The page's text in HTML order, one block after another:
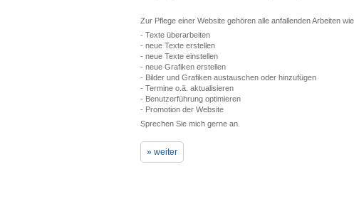
Zur Pflege einer Website gehören alle anfallenden Arbeiten
- Texte überarbeiten
- neue Texte erstellen
- neue Texte einstellen
- neue Grafiken erstellen
- Bilder und Grafiken austauschen oder hinzufügen
- Termine o.ä. aktualisieren
- Benutzerführung optimieren
- Promotion der Website
Sprechen Sie mich gerne an.
» weiter